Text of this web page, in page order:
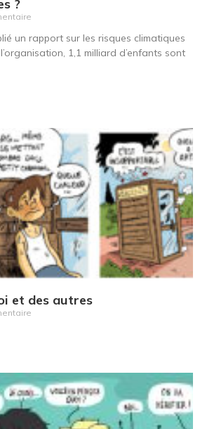
?
un rapport sur les risques climatiques
1,1 milliard d’enfants sont
et des autres